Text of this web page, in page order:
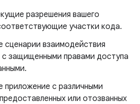
разрешения вашего
участки кода.
сценарии взаимодействия
с защищенными правами доступа
приложение с различными
или отозванных